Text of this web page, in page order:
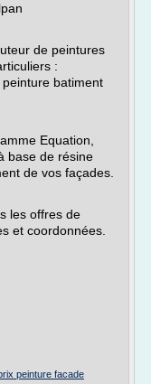
de peintures
:
batiment
Equation,
base de résine
de vos façades.
les offres de
et coordonnées.
peinture facade